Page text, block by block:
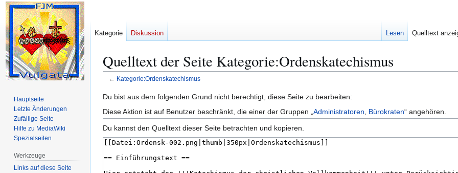
Quelltext der Seite Kategorie:Ordenskatechismus
← Kategorie:Ordenskatechismus
Zur
Navigation
springen
Zur
Suche
springen
Du bist aus dem folgenden Grund nicht berechtigt, diese Seite zu bearbeiten:
Diese Aktion ist auf Benutzer beschränkt, die einer der Gruppen „ Administratoren Bürokraten“ angehören.
Du kannst den Quelltext dieser Seite betrachten und kopieren.
Kategorie Diskussion Lesen Quelltext
Hauptseite
Letzte Änderungen
Zufällige Seite
Hilfe zu MediaWiki
Spezialseiten
Werkzeuge
Links auf diese Seite